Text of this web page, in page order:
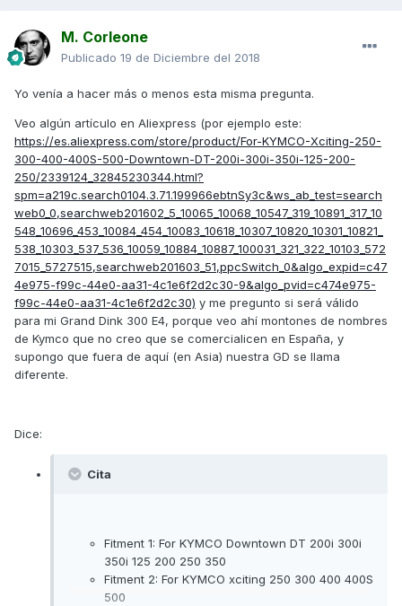
M. Corleone
Publicado 19 de Diciembre del 2018
Yo venía a hacer más o menos esta misma pregunta.
Veo algún artículo en Aliexpress (por ejemplo este:
https://es.aliexpress.com/store/product/For-KYMCO-Xciting-250-
300-400-400S-500-Downtown-DT-200i-300i-350i-125-200-
250/2339124_32845230344.html?
spm=a219c.search0104.3.71.199966ebtnSy3c&ws_ab_test=search
web0_0,searchweb201602_5_10065_10068_10547_319_10891_317_10
548_10696_453_10084_454_10083_10618_10307_10820_10301_10821_
538_10303_537_536_10059_10884_10887_100031_321_322_10103_572
7015_5727515,searchweb201603_51,ppcSwitch_0&algo_expid=c47
4e975-f99c-44e0-aa31-4c1e6f2d2c30-9&algo_pvid=c474e975-
f99c-44e0-aa31-4c1e6f2d2c30) y me pregunto si será válido
para mi Grand Dink 300 E4, porque veo ahí montones de nombres
de Kymco que no creo que se comercialicen en España, y
supongo que fuera de aquí (en Asia) nuestra GD se llama
diferente.
Dice:
Cita
Fitment 1: For KYMCO Downtown DT 200i 300i
350i 125 200 250 350
Fitment 2: For KYMCO xciting 250 300 400 400S
500